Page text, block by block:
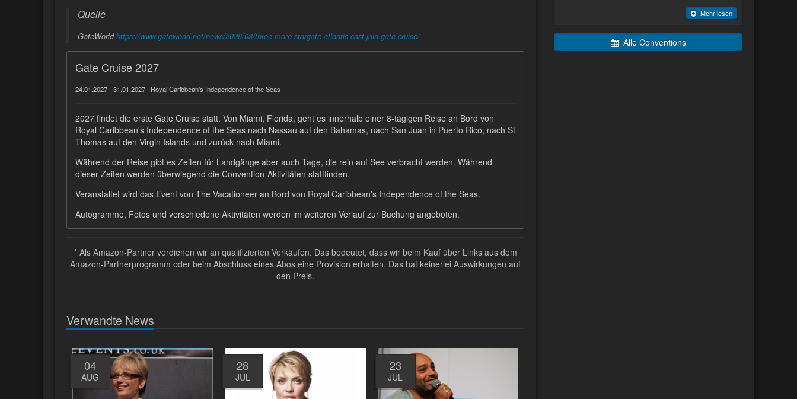
Quelle
GateWorld https://www.gateworld.net/news/2026/03/three-more-stargate-atlantis-cast-join-gate-cruise/
Gate Cruise 2027
24.01.2027 - 31.01.2027 | Royal Caribbean's Independence of the Seas
2027 findet die erste Gate Cruise statt. Von Miami, Florida, geht es innerhalb einer 8-tägigen Reise an Bord von
Royal Caribbean's Independence of the Seas nach Nassau auf den Bahamas, nach San Juan in Puerto Rico, nach St
Thomas auf den Virgin Islands und zurück nach Miami.
Während der Reise gibt es Zeiten für Landgänge aber auch Tage, die rein auf See verbracht werden. Während
dieser Zeiten werden überwiegend die Convention-Aktivitäten stattfinden.
Veranstaltet wird das Event von The Vacationeer an Bord von Royal Caribbean's Independence of the Seas.
Autogramme, Fotos und verschiedene Aktivitäten werden im weiteren Verlauf zur Buchung angeboten.
* Als Amazon-Partner verdienen wir an qualifizierten Verkäufen. Das bedeutet, dass wir beim Kauf über Links aus dem
Amazon-Partnerprogramm oder beim Abschluss eines Abos eine Provision erhalten. Das hat keinerlei Auswirkungen auf
den Preis.
Verwandte News
04
AUG
28
JUL
23
JUL
Mehr lesen
Alle Conventions